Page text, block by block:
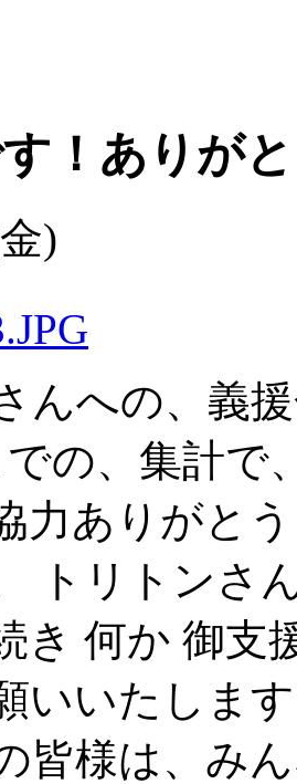
！ありが
)
んへの、義
の、集計で
力ありがと
トリトンさ
き 何か 御支
いいたしま
皆様は、み